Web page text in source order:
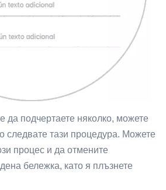
да подчертаете няколко, можете
следвате тази процедура. Можете
процес и да отмените
бележка, като я плъзнете